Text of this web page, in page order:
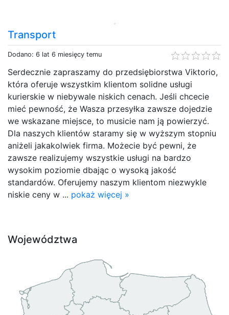
Transport
Dodano: 6 lat 6 miesięcy temu
Serdecznie zapraszamy do przedsiębiorstwa Viktorio,
która oferuje wszystkim klientom solidne usługi
kurierskie w niebywale niskich cenach. Jeśli chcecie
mieć pewność, że Wasza przesyłka zawsze dojedzie
we wskazane miejsce, to musicie nam ją powierzyć.
Dla naszych klientów staramy się w wyższym stopniu
aniżeli jakakolwiek firma. Możecie być pewni, że
zawsze realizujemy wszystkie usługi na bardzo
wysokim poziomie dbając o wysoką jakość
standardów. Oferujemy naszym klientom niezwykle
niskie ceny w ... pokaż więcej »
Województwa